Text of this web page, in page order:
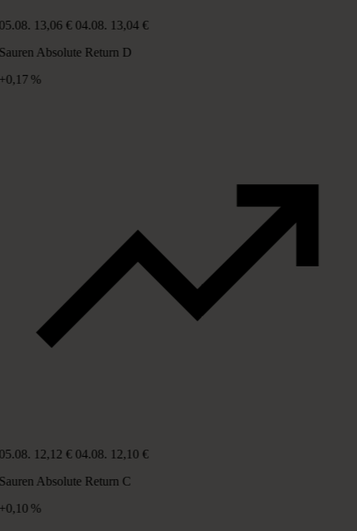
13,06 € 04.08. 13,04 €
Absolute Return D
%
12,12 € 04.08. 12,10 €
Absolute Return C
%